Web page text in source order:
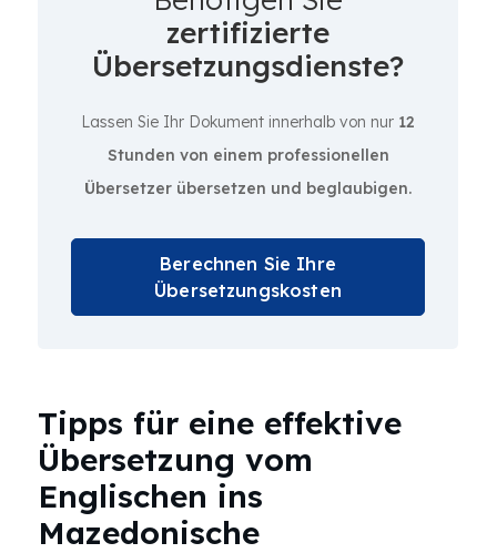
zertifizierte
Übersetzungsdienste?
Lassen Sie Ihr Dokument innerhalb von nur 12
Stunden von einem professionellen
Übersetzer übersetzen und beglaubigen.
Berechnen Sie Ihre
Übersetzungskosten
Tipps für eine effektive
Übersetzung vom
Englischen ins
Mazedonische